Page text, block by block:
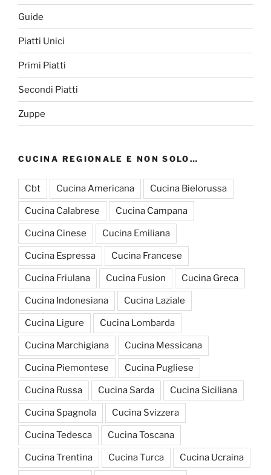
Guide
Piatti Unici
Primi Piatti
Secondi Piatti
Zuppe
CUCINA REGIONALE E NON SOLO…
Cbt Cucina Americana Cucina Bielorussa
Cucina Calabrese Cucina Campana
Cucina Cinese Cucina Emiliana
Cucina Espressa Cucina Francese
Cucina Friulana Cucina Fusion Cucina Greca
Cucina Indonesiana Cucina Laziale
Cucina Ligure Cucina Lombarda
Cucina Marchigiana Cucina Messicana
Cucina Piemontese Cucina Pugliese
Cucina Russa Cucina Sarda Cucina Siciliana
Cucina Spagnola Cucina Svizzera
Cucina Tedesca Cucina Toscana
Cucina Trentina Cucina Turca Cucina Ucraina